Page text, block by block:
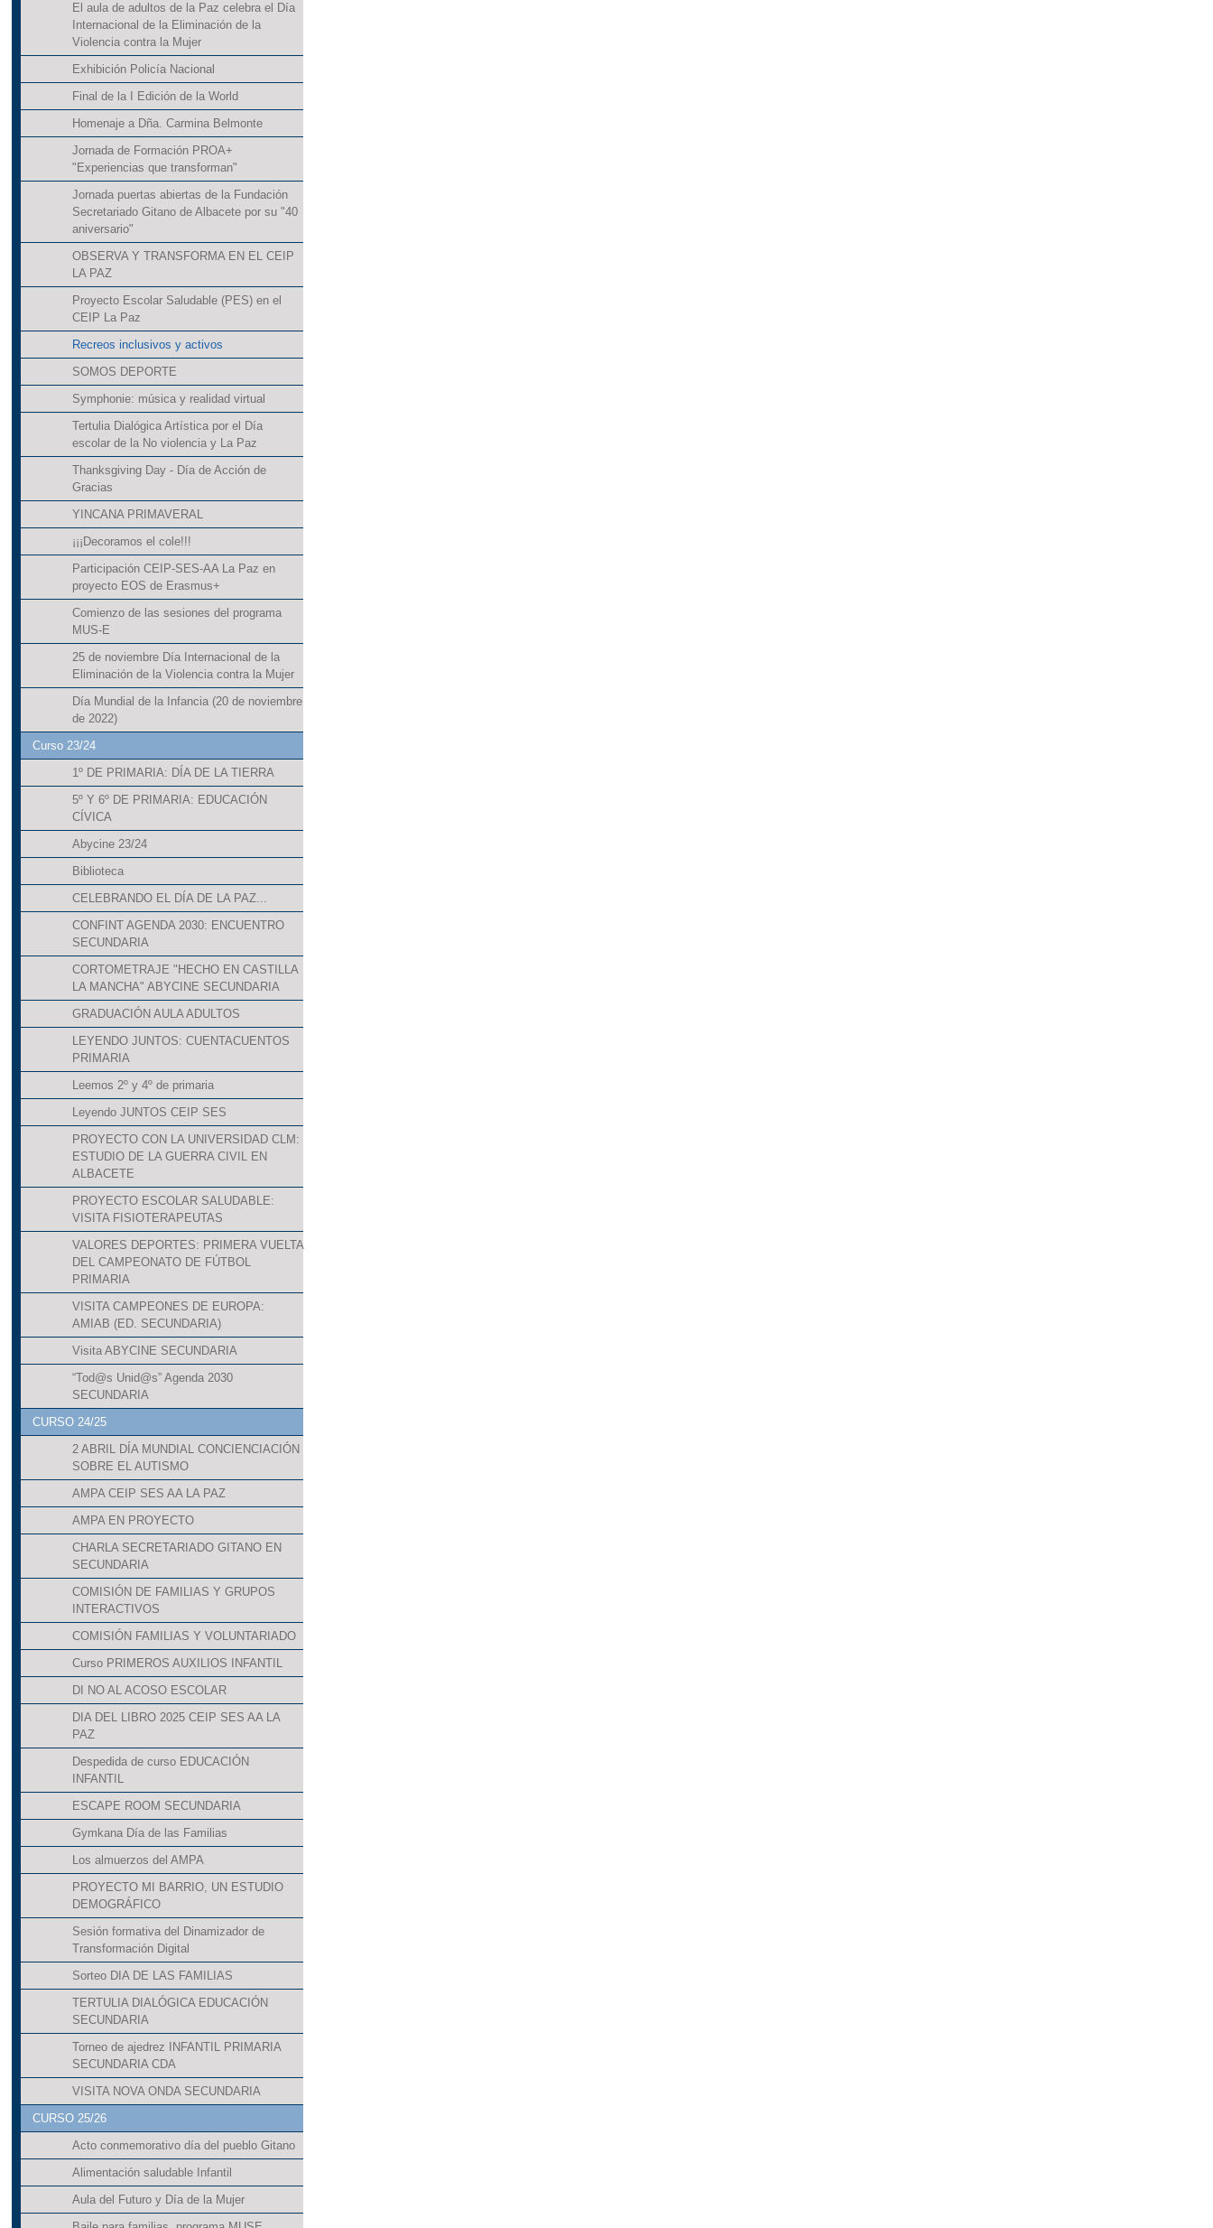
El aula de adultos de la Paz celebra el Día
Internacional de la Eliminación de la
Violencia contra la Mujer
Exhibición Policía Nacional
Final de la I Edición de la World
Homenaje a Dña. Carmina Belmonte
Jornada de Formación PROA+
"Experiencias que transforman"
Jornada puertas abiertas de la Fundación
Secretariado Gitano de Albacete por su "40
aniversario"
OBSERVA Y TRANSFORMA EN EL CEIP
LA PAZ
Proyecto Escolar Saludable (PES) en el
CEIP La Paz
Recreos inclusivos y activos
SOMOS DEPORTE
Symphonie: música y realidad virtual
Tertulia Dialógica Artística por el Día
escolar de la No violencia y La Paz
Thanksgiving Day - Día de Acción de
Gracias
YINCANA PRIMAVERAL
¡¡¡Decoramos el cole!!!
Participación CEIP-SES-AA La Paz en
proyecto EOS de Erasmus+
Comienzo de las sesiones del programa
MUS-E
25 de noviembre Día Internacional de la
Eliminación de la Violencia contra la Mujer
Día Mundial de la Infancia (20 de noviembre
de 2022)
Curso 23/24
1º DE PRIMARIA: DÍA DE LA TIERRA
5º Y 6º DE PRIMARIA: EDUCACIÓN
CÍVICA
Abycine 23/24
Biblioteca
CELEBRANDO EL DÍA DE LA PAZ...
CONFINT AGENDA 2030: ENCUENTRO
SECUNDARIA
CORTOMETRAJE "HECHO EN CASTILLA
LA MANCHA" ABYCINE SECUNDARIA
GRADUACIÓN AULA ADULTOS
LEYENDO JUNTOS: CUENTACUENTOS
PRIMARIA
Leemos 2º y 4º de primaria
Leyendo JUNTOS CEIP SES
PROYECTO CON LA UNIVERSIDAD CLM:
ESTUDIO DE LA GUERRA CIVIL EN
ALBACETE
PROYECTO ESCOLAR SALUDABLE:
VISITA FISIOTERAPEUTAS
VALORES DEPORTES: PRIMERA VUELTA
DEL CAMPEONATO DE FÚTBOL
PRIMARIA
VISITA CAMPEONES DE EUROPA:
AMIAB (ED. SECUNDARIA)
Visita ABYCINE SECUNDARIA
“Tod@s Unid@s” Agenda 2030
SECUNDARIA
CURSO 24/25
2 ABRIL DÍA MUNDIAL CONCIENCIACIÓN
SOBRE EL AUTISMO
AMPA CEIP SES AA LA PAZ
AMPA EN PROYECTO
CHARLA SECRETARIADO GITANO EN
SECUNDARIA
COMISIÓN DE FAMILIAS Y GRUPOS
INTERACTIVOS
COMISIÓN FAMILIAS Y VOLUNTARIADO
Curso PRIMEROS AUXILIOS INFANTIL
DI NO AL ACOSO ESCOLAR
DIA DEL LIBRO 2025 CEIP SES AA LA
PAZ
Despedida de curso EDUCACIÓN
INFANTIL
ESCAPE ROOM SECUNDARIA
Gymkana Día de las Familias
Los almuerzos del AMPA
PROYECTO MI BARRIO, UN ESTUDIO
DEMOGRÁFICO
Sesión formativa del Dinamizador de
Transformación Digital
Sorteo DIA DE LAS FAMILIAS
TERTULIA DIALÓGICA EDUCACIÓN
SECUNDARIA
Torneo de ajedrez INFANTIL PRIMARIA
SECUNDARIA CDA
VISITA NOVA ONDA SECUNDARIA
CURSO 25/26
Acto conmemorativo día del pueblo Gitano
Alimentación saludable Infantil
Aula del Futuro y Día de la Mujer